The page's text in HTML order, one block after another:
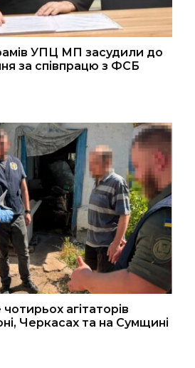
УПЦ МП засудили до
за співпрацю з ФСБ
агітаторів
Черкасах та на Сумщині